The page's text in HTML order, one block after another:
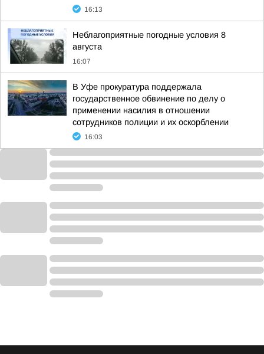
16:13
Неблагоприятные погодные условия 8
августа
16:07
В Уфе прокуратура поддержала
государственное обвинение по делу о
применении насилия в отношении
сотрудников полиции и их оскорблении
16:03